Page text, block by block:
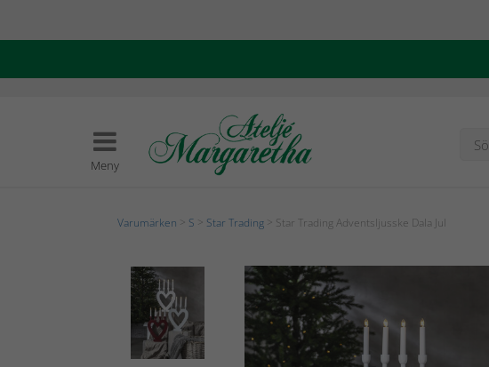
Meny
Varumärken S Star Trading > Star Trading Adventsljusske Dala Jul